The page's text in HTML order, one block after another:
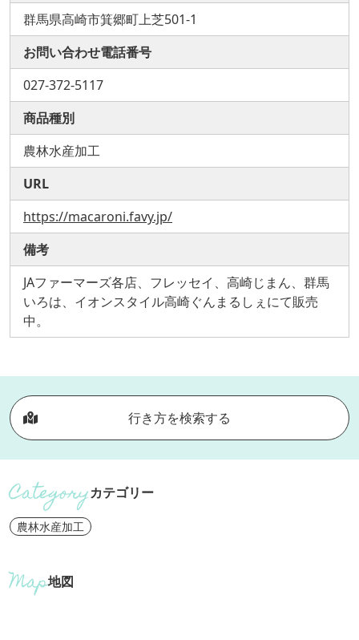
群馬県高崎市箕郷町上芝501-1
お問い合わせ電話番号
027-372-5117
商品種別
農林水産加工
URL
https://macaroni.favy.jp/
備考
JAファーマーズ各店、フレッセイ、高崎じまん、群馬
いろは、イオンスタイル高崎ぐんまるしぇにて販売
中。
行き方を検索する
カテゴリー
農林水産加工
地図